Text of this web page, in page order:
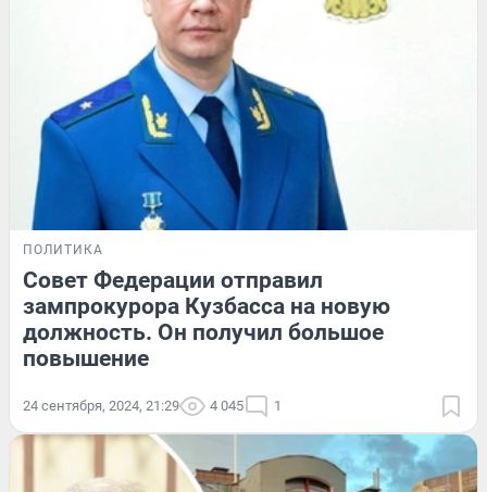
ПОЛИТИКА
Совет Федерации отправил
зампрокурора Кузбасса на новую
должность. Он получил большое
повышение
24 сентября, 2024, 21:29 4 045 1